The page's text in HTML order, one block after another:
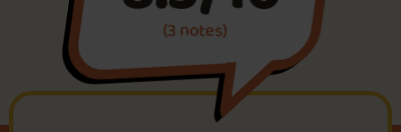
Foire aux questions
Me connecter
(3 notes)